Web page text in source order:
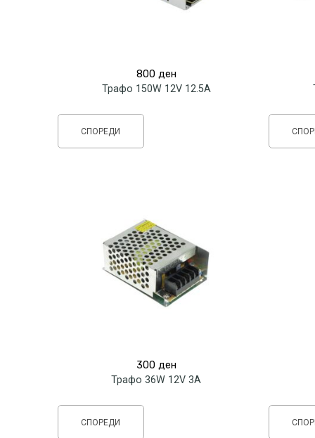
800 ден
Трафо 150W 12V 12.5A
СПОРЕДИ
300 ден
Трафо 36W 12V 3А
СПОРЕДИ